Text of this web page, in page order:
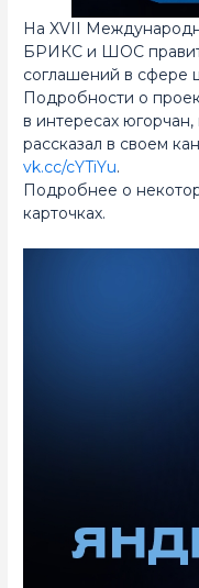
На XVII
БРИКС и ШОС
соглашений в сфере
Подробности о
в интересах
рассказал в своем
vk.cc/cYTiYu.
Подробнее о
карточках.